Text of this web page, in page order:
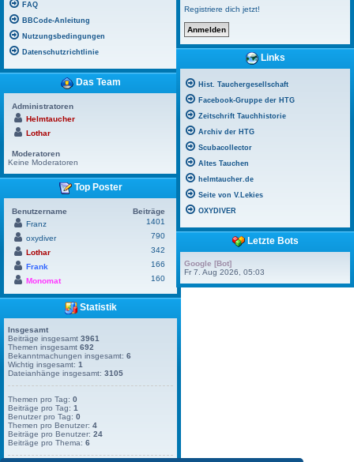
FAQ
BBCode-Anleitung
Nutzungsbedingungen
Datenschutzrichtlinie
Das Team
Administratoren
Helmtaucher
Lothar
Moderatoren
Keine Moderatoren
Top Poster
Benutzername
Beiträge
Franz
1401
oxydiver
790
Lothar
342
Frank
166
Monomat
160
Statistik
Insgesamt
Beiträge insgesamt 3961
Themen insgesamt 692
Bekanntmachungen insgesamt: 6
Wichtig insgesamt: 1
Dateianhänge insgesamt: 3105
Themen pro Tag: 0
Beiträge pro Tag: 1
Benutzer pro Tag: 0
Themen pro Benutzer: 4
Beiträge pro Benutzer: 24
Beiträge pro Thema: 6
Registriere dich jetzt!
Links
Hist. Tauchergesellschaft
Facebook-Gruppe der HTG
Zeitschrift Tauchhistorie
Archiv der HTG
Scubacollector
Altes Tauchen
helmtaucher.de
Seite von V.Lekies
OXYDIVER
Letzte Bots
Google [Bot]
Fr 7. Aug 2026, 05:03